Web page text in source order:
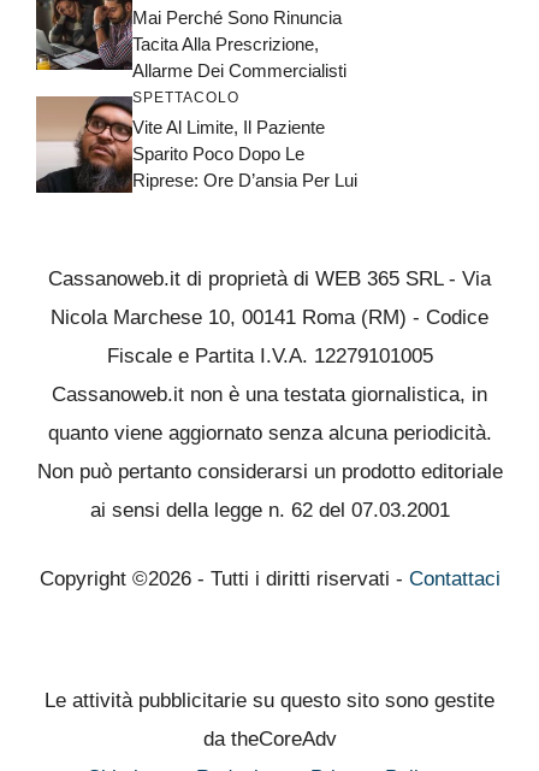
Mai Perché Sono Rinuncia
Tacita Alla Prescrizione,
Allarme Dei Commercialisti
SPETTACOLO
Vite Al Limite, Il Paziente
Sparito Poco Dopo Le
Riprese: Ore D’ansia Per Lui
Cassanoweb.it di proprietà di WEB 365 SRL - Via
Nicola Marchese 10, 00141 Roma (RM) - Codice
Fiscale e Partita I.V.A. 12279101005
Cassanoweb.it non è una testata giornalistica, in
quanto viene aggiornato senza alcuna periodicità.
Non può pertanto considerarsi un prodotto editoriale
ai sensi della legge n. 62 del 07.03.2001
Copyright ©2026 - Tutti i diritti riservati - Contattaci
Le attività pubblicitarie su questo sito sono gestite
da theCoreAdv